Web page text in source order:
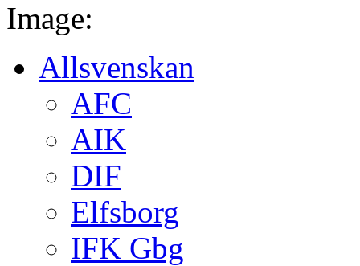
Image:
Allsvenskan
AFC
AIK
DIF
Elfsborg
IFK Gbg